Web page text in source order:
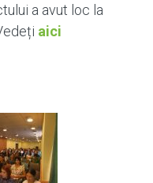
a avut loc la
aici